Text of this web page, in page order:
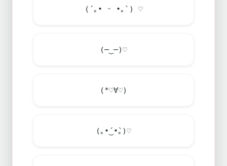
(´｡• ᵕ •｡`) ♡
(─‿─)♡
(*♡∀♡)
(｡•́‿•̀｡)♡